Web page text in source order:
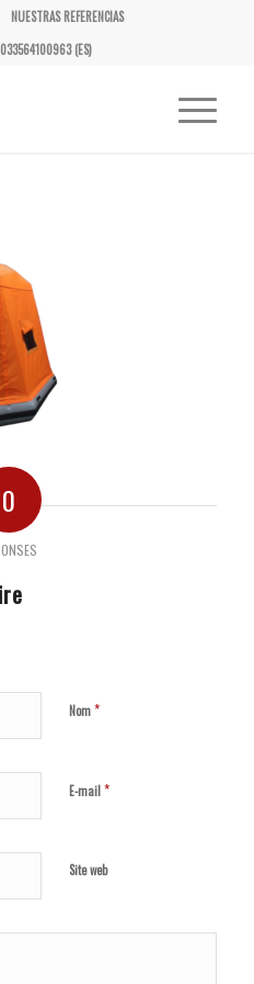
NUESTRAS REFERENCIAS
(ES)
0
Nom*
E-mail*
Site web